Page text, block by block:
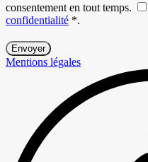
consentement en tout temps.
confidentialité *.
Mentions légales